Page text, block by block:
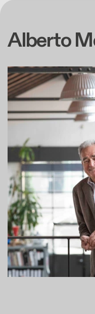
Alberto